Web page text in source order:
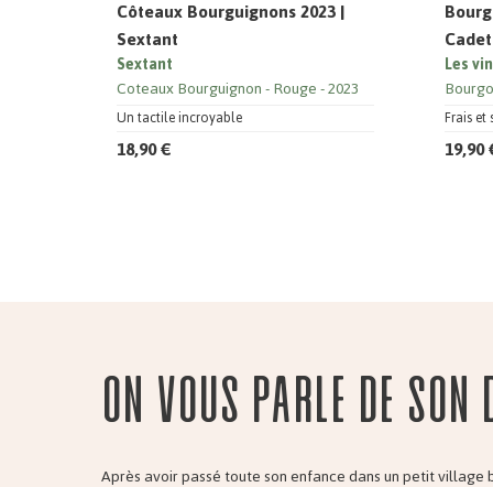
Côteaux Bourguignons 2023 |
Sextant
Un tactile incroyable
Sextant
Coteaux Bourguignon Rouge 2023
18,90 €
Frais
Les
19,90
On vous parle de son
Après avoir passé toute son enfance dans un petit village